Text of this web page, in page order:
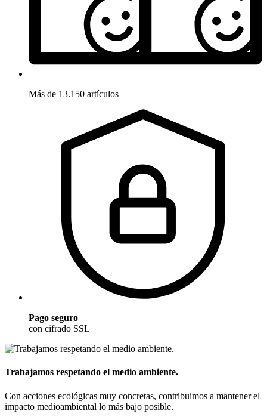
Más de 13.150 artículos
Pago seguro
con cifrado SSL
Trabajamos respetando el medio ambiente.
Con acciones ecológicas muy concretas, contribuimos a mantener el
impacto medioambiental lo más bajo posible.